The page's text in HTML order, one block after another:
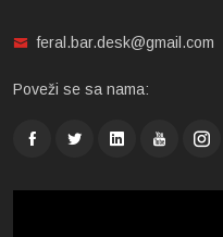
feral.bar.desk@gmail.com
Poveži se sa nama: